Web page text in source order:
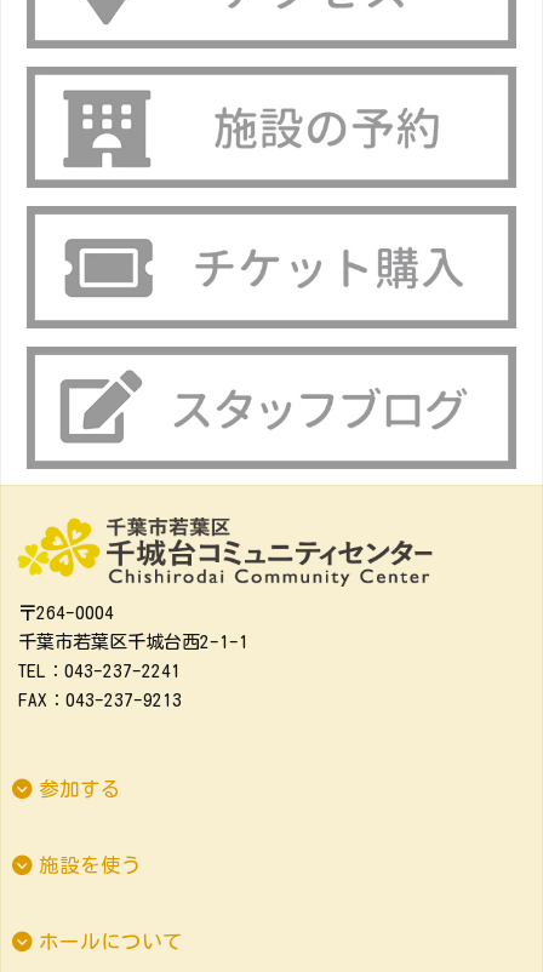
〒264-0004
千葉市若葉区千城台西2-1-1
TEL：043-237-2241
FAX：043-237-9213
参加する
施設を使う
ホールについて